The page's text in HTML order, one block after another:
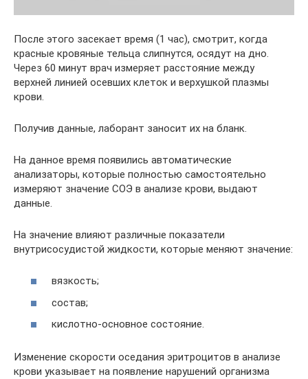
После этого засекает время (1 час), смотрит, когда
красные кровяные тельца слипнутся, осядут на дно.
Через 60 минут врач измеряет расстояние между
верхней линией осевших клеток и верхушкой плазмы
крови.
Получив данные, лаборант заносит их на бланк.
На данное время появились автоматические
анализаторы, которые полностью самостоятельно
измеряют значение СОЭ в анализе крови, выдают
данные.
На значение влияют различные показатели
внутрисосудистой жидкости, которые меняют значение:
вязкость;
состав;
кислотно-основное состояние.
Изменение скорости оседания эритроцитов в анализе
крови указывает на появление нарушений организма